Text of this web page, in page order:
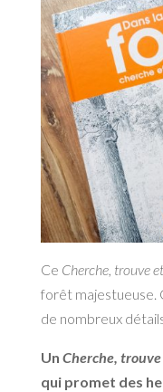
Ce Cherche, trouve
forêt majestueuse.
de nombreux
Un Cherche,
qui promet des